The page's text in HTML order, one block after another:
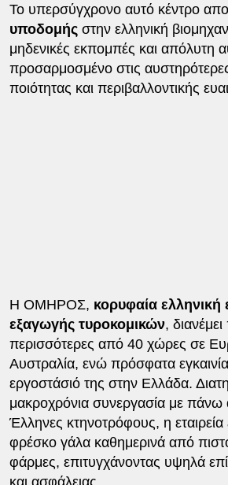
Το υπερσύγχρονο αυτό κέντρο
υποδομήςστην ελληνική
μηδενικές εκπομπές και απόλυτη
προσαρμοσμένο στις
ποιότητας και περιβαλλοντικής
Η ΟΜΗΡΟΣ, κορυφαία ελληνική
εξαγωγής τυροκομικών,
περισσότερες από 40 χώρες σε
Αυστραλία, ενώ πρόσφατα
εργοστάσιό της στην Ελλάδα.
μακροχρόνια συνεργασία με
Έλληνες κτηνοτρόφους, η εταιρεία
φρέσκο γάλα καθημερινά από
φάρμες, επιτυγχάνοντας υψηλά
και ασφάλειας.